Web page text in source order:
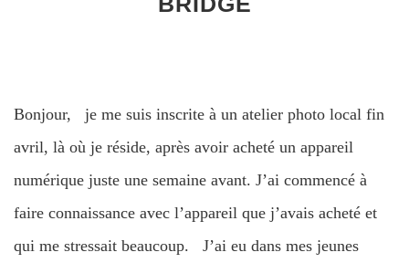
Bonjour, je me suis inscrite à un atelier photo local fin
avril, là où je réside, après avoir acheté un appareil
numérique juste une semaine avant. J’ai commencé à
faire connaissance avec l’appareil que j’avais acheté et
qui me stressait beaucoup. J’ai eu dans mes jeunes